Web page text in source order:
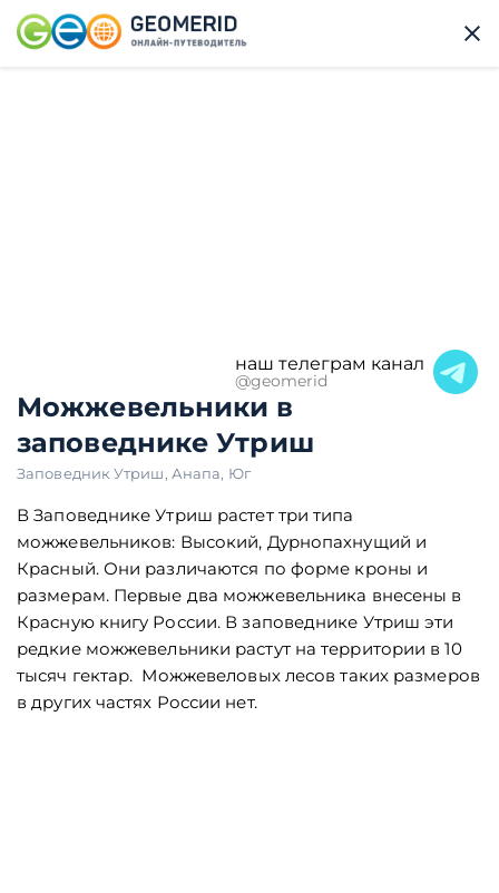
наш телеграм канал
@geomerid
Можжевельники в
заповеднике Утриш
Заповедник Утриш, Анапа, Юг
В Заповеднике Утриш растет три типа
можжевельников: Высокий, Дурнопахнущий и
Красный. Они различаются по форме кроны и
размерам. Первые два можжевельника внесены в
Красную книгу России. В заповеднике Утриш эти
редкие можжевельники растут на территории в 10
тысяч гектар. Можжевеловых лесов таких размеров
в других частях России нет.